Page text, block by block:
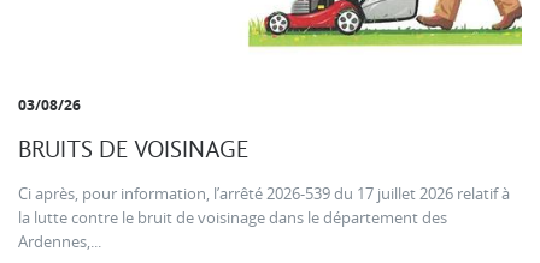
03/08/26
BRUITS DE VOISINAGE
Ci après, pour information, l’arrêté 2026-539 du 17 juillet 2026 relatif à
la lutte contre le bruit de voisinage dans le département des
Ardennes,...